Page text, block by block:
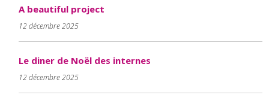
A beautiful project
12 décembre 2025
Le diner de Noël des internes
12 décembre 2025